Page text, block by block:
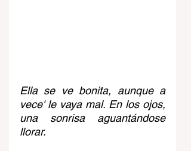
Ella se ve bonita, aunque a
vece' le vaya mal. En los ojos,
una sonrisa aguantándose
llorar.